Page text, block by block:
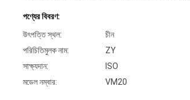
পণ্যের বিবরণ:
উৎপত্তি স্থল:
চীন
পরিচিতিমুলক নাম:
ZY
সাক্ষ্যদান:
ISO
মডেল নম্বার:
VM20